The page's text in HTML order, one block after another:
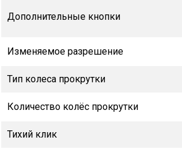
Дополнительные кнопки
Изменяемое разрешение
Тип колеса прокрутки
Количество колёс прокрутки
Тихий клик